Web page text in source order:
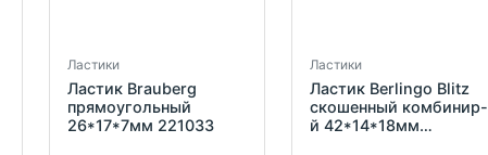
Ластики
Ластик Brauberg
прямоугольный
26*17*7мм 221033
Ластики
Ластик Berlingo Blitz
скошенный комбинир-
й 42*14*18мм